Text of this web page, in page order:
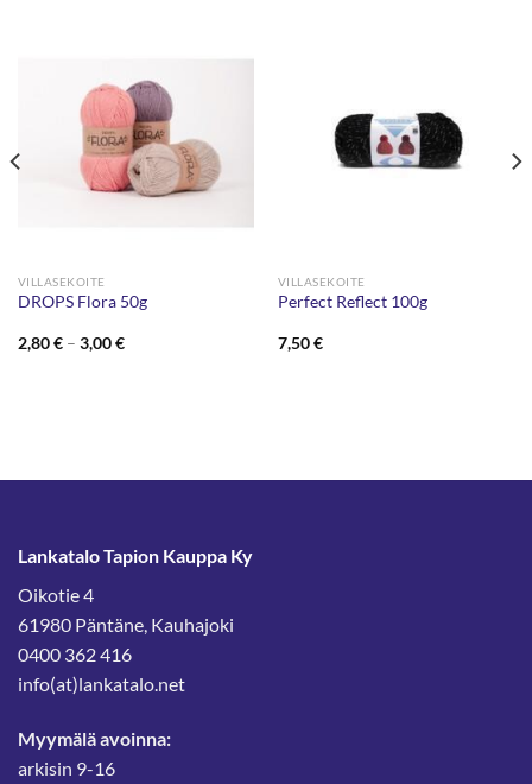
VILLASEKOITE
DROPS Flora 50g
2,80€ – 3,00€Hintaluokka:
VILLASEKOITE
Perfect Reflect 100g
7,50€
Lankatalo Tapion Kauppa Ky
Oikotie 4
61980 Päntäne, Kauhajoki
0400 362 416
info(at)lankatalo.net
Myymälä avoinna:
arkisin 9-16